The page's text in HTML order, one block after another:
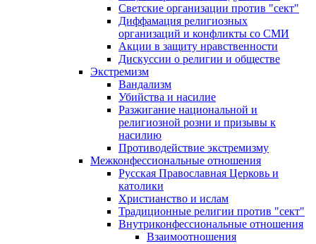
Светские организации против "сект"
Диффамация религиозных
организаций и конфликты со СМИ
Акции в защиту нравственности
Дискуссии о религии и обществе
Экстремизм
Вандализм
Убийства и насилие
Разжигание национальной и
религиозной розни и призывы к
насилию
Противодействие экстремизму
Межконфессиональные отношения
Русская Православная Церковь и
католики
Христианство и ислам
Традиционные религии против "сект"
Внутриконфессиональные отношения
Взаимоотношения